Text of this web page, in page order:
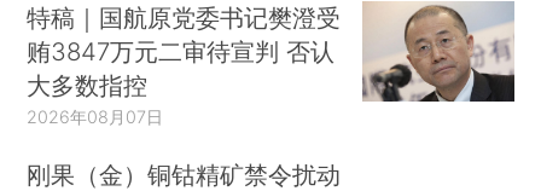
特稿｜国航原党委书记樊澄受
贿3847万元二审待宣判 否认
大多数指控
2026年08月07日
刚果（金）铜钴精矿禁令扰动